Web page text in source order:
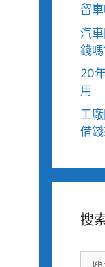
留
汽
錢
20
用
工
借
搜